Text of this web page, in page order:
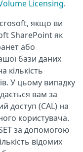
Licensing.
якщо ви
SharePoint як
або
бази даних
кількість
У цьому випадку
вам за
доступ (CAL) на
користувача.
за допомогою
відомих